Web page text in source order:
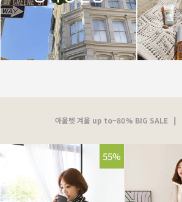
아울렛 겨울 up to~80% BIG SALE |
55%